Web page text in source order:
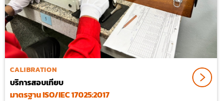
CALIBRATION
บริการสอบเทียบ
มาตรฐาน ISO/IEC 17025:2017